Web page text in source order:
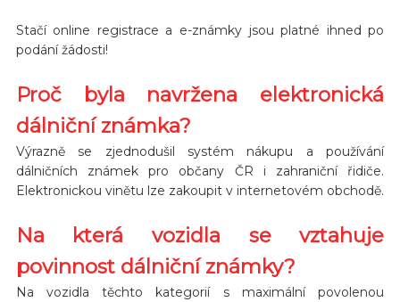
Stačí online registrace a e-známky jsou platné ihned po
podání žádosti!
Proč byla navržena elektronická
dálniční známka?
Výrazně se zjednodušil systém nákupu a používání
dálničních známek pro občany ČR i zahraniční řidiče.
Elektronickou vinětu lze zakoupit v internetovém obchodě.
Na která vozidla se vztahuje
povinnost dálniční známky?
Na vozidla těchto kategorií s maximální povolenou